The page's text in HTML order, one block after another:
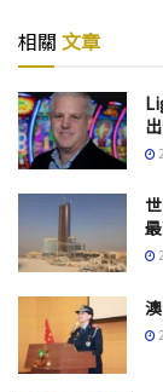
相關 文章